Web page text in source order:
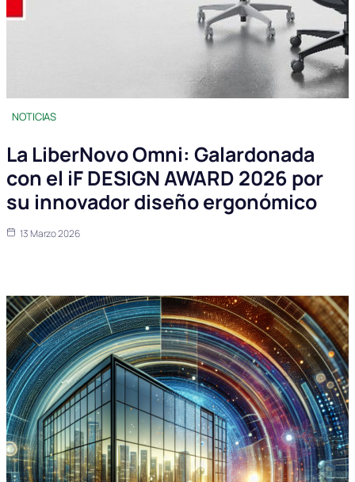
NOTICIAS
La LiberNovo Omni: Galardonada
con el iF DESIGN AWARD 2026 por
su innovador diseño ergonómico
13 Marzo 2026